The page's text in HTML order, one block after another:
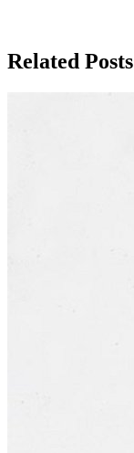
Related Posts